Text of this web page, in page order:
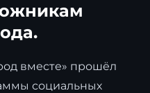
вместе» прошёл
социальных